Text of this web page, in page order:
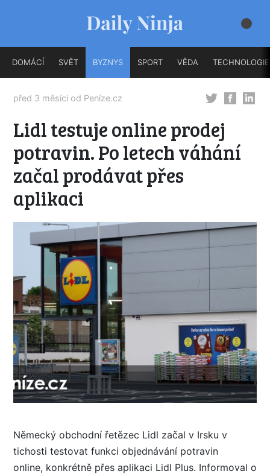
DOMÁCÍ SVĚT BYZNYS SPORT VĚDA TECHNOLOGIE
před 3 měsíci od Peníze.cz
Lidl testuje online prodej
potravin. Po letech váhání
začal prodávat přes
aplikaci
Německý obchodní řetězec Lidl začal v Irsku v
tichosti testovat funkci objednávání potravin
online, konkrétně přes aplikaci Lidl Plus. Informoval o